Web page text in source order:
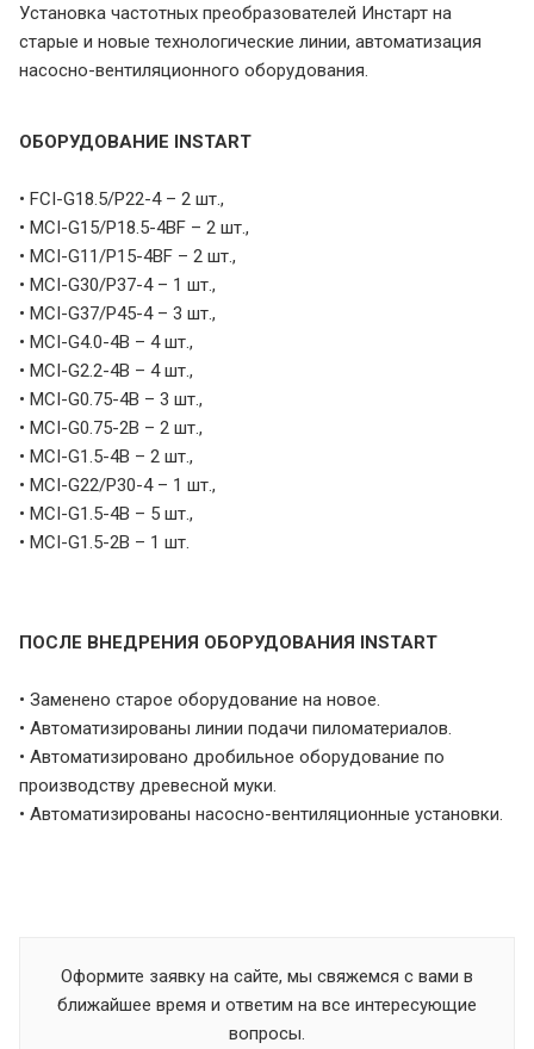
Установка частотных преобразователей Инстарт на
старые и новые технологические линии, автоматизация
насосно-вентиляционного оборудования.
ОБОРУДОВАНИЕ INSTART
• FCI-G18.5/P22-4 – 2 шт.,
• MCI-G15/P18.5-4BF – 2 шт.,
• MCI-G11/P15-4BF – 2 шт.,
• MCI-G30/P37-4 – 1 шт.,
• MCI-G37/P45-4 – 3 шт.,
• MCI-G4.0-4B – 4 шт.,
• MCI-G2.2-4B – 4 шт.,
• MCI-G0.75-4B – 3 шт.,
• MCI-G0.75-2B – 2 шт.,
• MCI-G1.5-4B – 2 шт.,
• MCI-G22/P30-4 – 1 шт.,
• MCI-G1.5-4B – 5 шт.,
• MCI-G1.5-2B – 1 шт.
ПОСЛЕ ВНЕДРЕНИЯ ОБОРУДОВАНИЯ INSTART
• Заменено старое оборудование на новое.
• Автоматизированы линии подачи пиломатериалов.
• Автоматизировано дробильное оборудование по
производству древесной муки.
• Автоматизированы насосно-вентиляционные установки.
Оформите заявку на сайте, мы свяжемся с вами в
ближайшее время и ответим на все интересующие
вопросы.